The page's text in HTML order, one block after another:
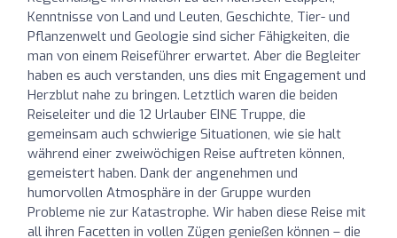
Kenntnisse von Land und Leuten, Geschichte, Tier- und
Pflanzenwelt und Geologie sind sicher Fähigkeiten, die
man von einem Reiseführer erwartet. Aber die Begleiter
haben es auch verstanden, uns dies mit Engagement und
Herzblut nahe zu bringen. Letztlich waren die beiden
Reiseleiter und die 12 Urlauber EINE Truppe, die
gemeinsam auch schwierige Situationen, wie sie halt
während einer zweiwöchigen Reise auftreten können,
gemeistert haben. Dank der angenehmen und
humorvollen Atmosphäre in der Gruppe wurden
Probleme nie zur Katastrophe. Wir haben diese Reise mit
all ihren Facetten in vollen Zügen genießen können – die